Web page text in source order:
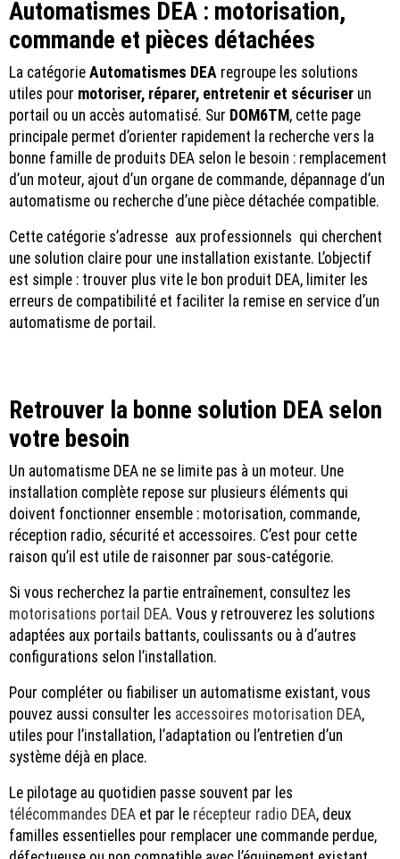
Automatismes DEA : motorisation,
commande et pièces détachées
La catégorie Automatismes DEA regroupe les solutions
utiles pour motoriser, réparer, entretenir et sécuriser un
portail ou un accès automatisé. Sur DOM6TM, cette page
principale permet d’orienter rapidement la recherche vers la
bonne famille de produits DEA selon le besoin : remplacement
d’un moteur, ajout d’un organe de commande, dépannage d’un
automatisme ou recherche d’une pièce détachée compatible.
Cette catégorie s’adresse aux professionnels qui cherchent
une solution claire pour une installation existante. L’objectif
est simple : trouver plus vite le bon produit DEA, limiter les
erreurs de compatibilité et faciliter la remise en service d’un
automatisme de portail.
Retrouver la bonne solution DEA selon
votre besoin
Un automatisme DEA ne se limite pas à un moteur. Une
installation complète repose sur plusieurs éléments qui
doivent fonctionner ensemble : motorisation, commande,
réception radio, sécurité et accessoires. C’est pour cette
raison qu’il est utile de raisonner par sous-catégorie.
Si vous recherchez la partie entraînement, consultez les
motorisations portail DEA. Vous y retrouverez les solutions
adaptées aux portails battants, coulissants ou à d’autres
configurations selon l’installation.
Pour compléter ou fiabiliser un automatisme existant, vous
pouvez aussi consulter les accessoires motorisation DEA,
utiles pour l’installation, l’adaptation ou l’entretien d’un
système déjà en place.
Le pilotage au quotidien passe souvent par les
télécommandes DEA et par le récepteur radio DEA, deux
familles essentielles pour remplacer une commande perdue,